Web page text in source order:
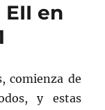
en
comienza de
y estas